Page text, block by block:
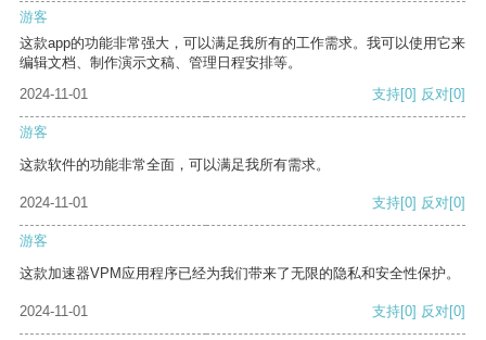
游客
这款app的功能非常强大，可以满足我所有的工作需求。我可以使用它来
编辑文档、制作演示文稿、管理日程安排等。
2024-11-01
支持[0] 反对[0]
游客
这款软件的功能非常全面，可以满足我所有需求。
2024-11-01 支持[0] 反对[0]
游客
这款加速器VPM应用程序已经为我们带来了无限的隐私和安全性保护。
2024-11-01 支持[0] 反对[0]